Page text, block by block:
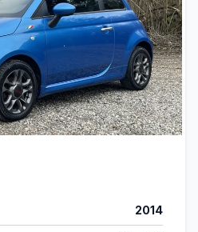
2014